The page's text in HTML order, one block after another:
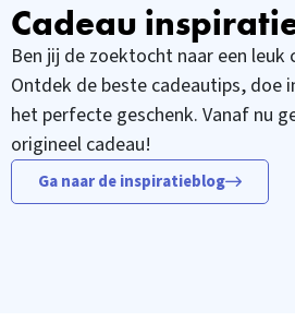
Cadeau
Ben jij de zoektocht naar een leuk
Ontdek de beste cadeautips, doe
het perfecte geschenk. Vanaf nu
origineel cadeau!
Ga naar de inspiratieblog